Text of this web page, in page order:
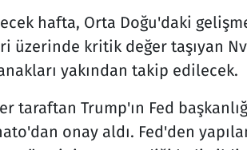
hafta, Orta Doğu'daki
üzerinde kritik değer taşıyan
yakından takip edilecek.
taraftan Trump'ın Fed
onay aldı. Fed'den